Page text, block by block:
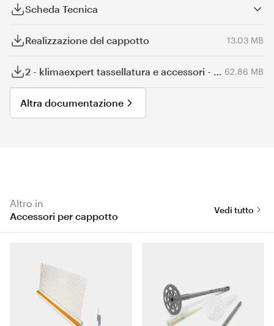
Scheda Tecnica
Realizzazione del cappotto 13.03 MB
2 - klimaexpert tassellatura e accessori - dwg 62.86 MB
Altra documentazione
Altro in
Accessori per cappotto
Vedi tutto